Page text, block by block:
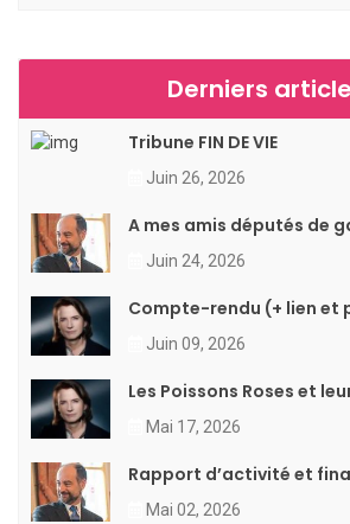
Derniers
Tribune FIN DE VIE
Juin 26, 2026
A mes amis députés de
Juin 24, 2026
Compte-rendu (+ lien et
Juin 09, 2026
Les Poissons Roses et
Mai 17, 2026
Rapport d’activité et
Mai 02, 2026